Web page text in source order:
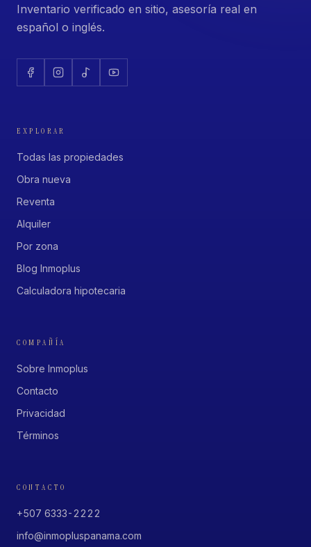
Inventario verificado en sitio, asesoría real en
español o inglés.
EXPLORAR
Todas las propiedades
Obra nueva
Reventa
Alquiler
Por zona
Blog Inmoplus
Calculadora hipotecaria
COMPAÑÍA
Sobre Inmoplus
Contacto
Privacidad
Términos
CONTACTO
+507 6333-2222
info@inmopluspanama.com